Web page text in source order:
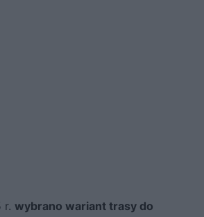
r. wybrano wariant trasy do